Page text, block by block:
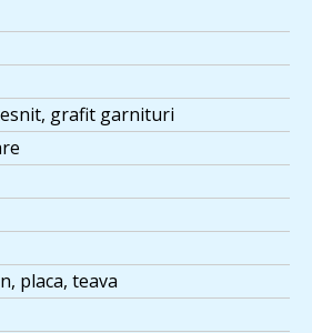
grafit garnituri
placa, teava